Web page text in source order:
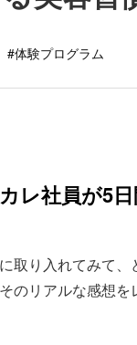
#体験プログラム
レ社員が5
取り入れてみて
のリアルな感想を